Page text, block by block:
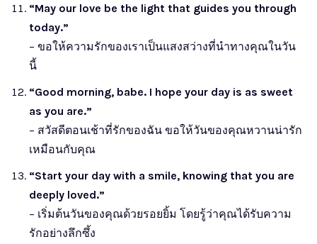
“May our love be the light that guides you through
today.”
– ขอให้ความรักของเราเป็นแสงสว่างที่นำทางคุณในวัน
นี้
“Good morning, babe. I hope your day is as sweet
as you are.”
– สวัสดีตอนเช้าที่รักของฉัน ขอให้วันของคุณหวานน่ารัก
เหมือนกับคุณ
“Start your day with a smile, knowing that you are
deeply loved.”
– เริ่มต้นวันของคุณด้วยรอยยิ้ม โดยรู้ว่าคุณได้รับความ
รักอย่างลึกซึ้ง